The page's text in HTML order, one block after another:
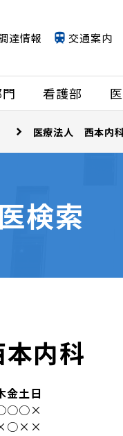
看護部
達情報 交通案内
医療法人 西本内
検索
内科
金土日
○○×
○× ×